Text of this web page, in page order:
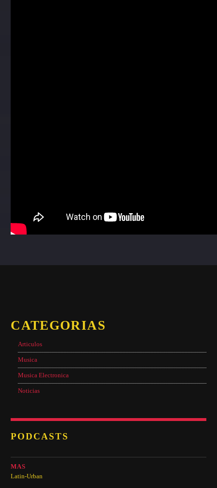
CATEGORIAS
Articulos
Musica
Musica Electronica
Noticias
PODCASTS
MAS
Latin-Urban